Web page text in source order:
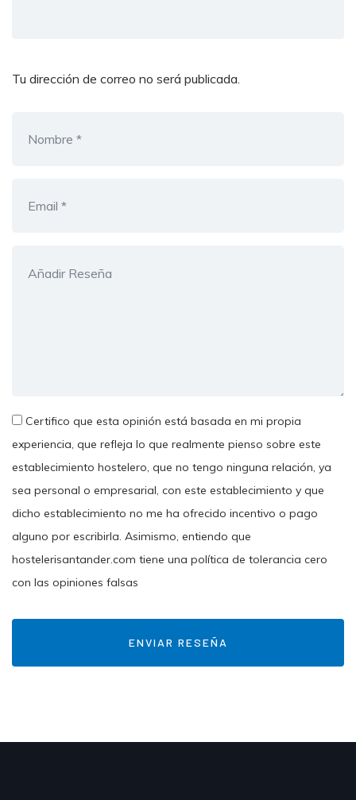
Tu dirección de correo no será publicada.
Certifico que esta opinión está basada en mi propia
experiencia, que refleja lo que realmente pienso sobre este
establecimiento hostelero, que no tengo ninguna relación, ya
sea personal o empresarial, con este establecimiento y que
dicho establecimiento no me ha ofrecido incentivo o pago
alguno por escribirla. Asimismo, entiendo que
hostelerisantander.com tiene una política de tolerancia cero
con las opiniones falsas